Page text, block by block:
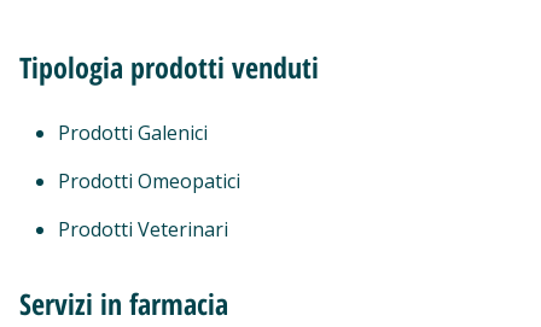
Tipologia prodotti venduti
Prodotti Galenici
Prodotti Omeopatici
Prodotti Veterinari
Servizi in farmacia